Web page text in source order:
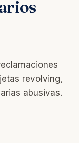
revolving,
abusivas.